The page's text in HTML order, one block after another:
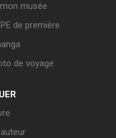
musée
de première
de voyage